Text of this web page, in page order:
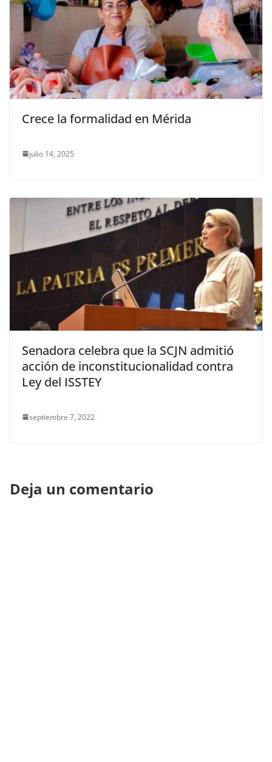
Crece la formalidad en Mérida
julio 14, 2025
Senadora celebra que la SCJN admitió
acción de inconstitucionalidad contra
Ley del ISSTEY
septiembre 7, 2022
Deja un comentario